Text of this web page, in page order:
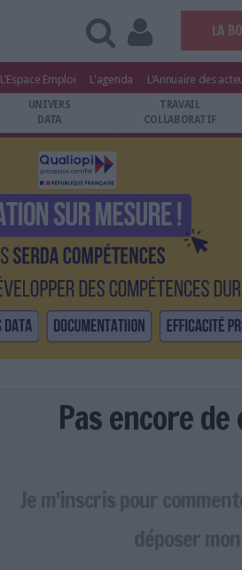
LA
L'Espace Emploi L'agenda L'Annuaire des
UNIVERS
DATA
TRAVAIL
COLLABORATIF
Pas encore